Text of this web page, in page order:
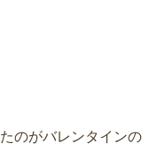
のがバレンタインの